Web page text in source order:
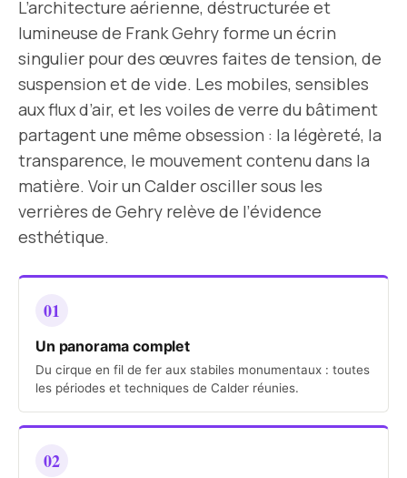
L’architecture aérienne, déstructurée et
lumineuse de Frank Gehry forme un écrin
singulier pour des œuvres faites de tension, de
suspension et de vide. Les mobiles, sensibles
aux flux d’air, et les voiles de verre du bâtiment
partagent une même obsession : la légèreté, la
transparence, le mouvement contenu dans la
matière. Voir un Calder osciller sous les
verrières de Gehry relève de l’évidence
esthétique.
01
Un panorama complet
Du cirque en fil de fer aux stabiles monumentaux : toutes
les périodes et techniques de Calder réunies.
02